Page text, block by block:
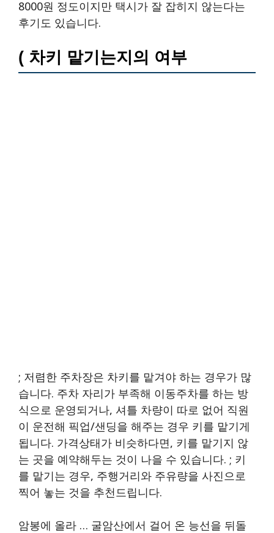
8000원 정도이지만 택시가 잘 잡히지 않는다는
후기도 있습니다.
( 차키 맡기는지의 여부
; 저렴한 주차장은 차키를 맡겨야 하는 경우가 많
습니다. 주차 자리가 부족해 이동주차를 하는 방
식으로 운영되거나, 셔틀 차량이 따로 없어 직원
이 운전해 픽업/샌딩을 해주는 경우 키를 맡기게
됩니다. 가격상태가 비슷하다면, 키를 맡기지 않
는 곳을 예약해두는 것이 나을 수 있습니다. ; 키
를 맡기는 경우, 주행거리와 주유량을 사진으로
찍어 놓는 것을 추천드립니다.
암봉에 올라 … 굴암산에서 걸어 온 능선을 뒤돌